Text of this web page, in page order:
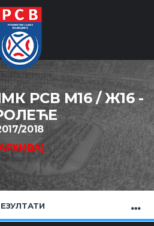
РСВ М16 / Ж16 -
2018